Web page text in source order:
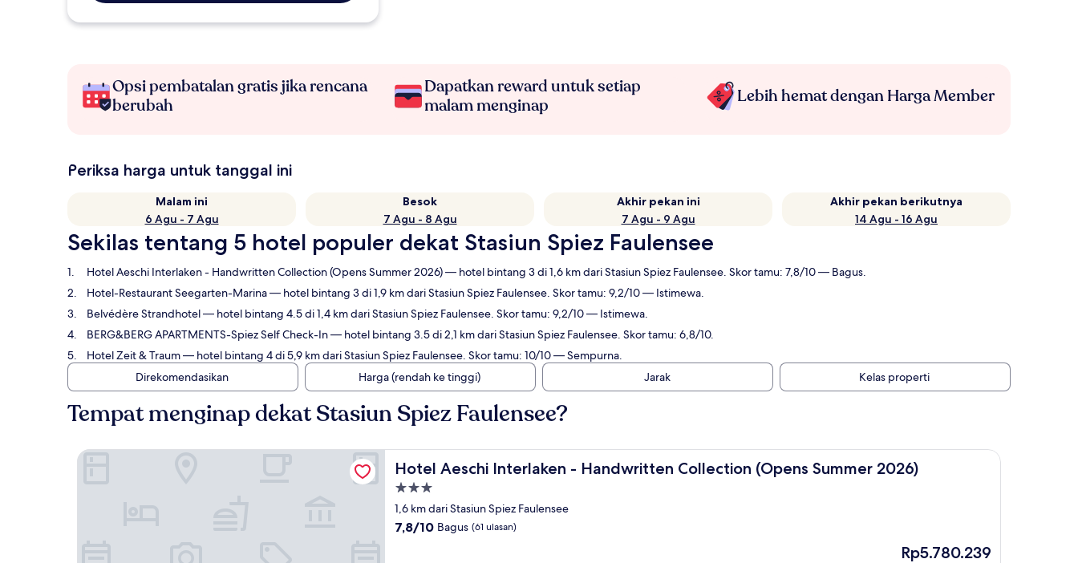
Opsi pembatalan gratis jika rencana
berubah
Dapatkan reward untuk setiap
malam menginap
Lebih hemat dengan Harga Member
Periksa harga untuk tanggal ini
Malam ini
6 Agu - 7 Agu
Besok
7 Agu - 8 Agu
Akhir pekan ini
7 Agu - 9 Agu
Akhir pekan berikutnya
14 Agu - 16 Agu
Sekilas tentang 5 hotel populer dekat Stasiun Spiez Faulensee
Hotel Aeschi Interlaken - Handwritten Collection (Opens Summer 2026)— hotel bintang 3 di 1,6 km dari Stasiun Spiez Faulensee. Skor tamu: 7,8/10 — Bagus.
Hotel-Restaurant Seegarten-Marina— hotel bintang 3 di 1,9 km dari Stasiun Spiez Faulensee. Skor tamu: 9,2/10 — Istimewa.
Belvédère Strandhotel— hotel bintang 4.5 di 1,4 km dari Stasiun Spiez Faulensee. Skor tamu: 9,2/10 — Istimewa.
BERG&BERG APARTMENTS-Spiez Self Check-In— hotel bintang 3.5 di 2,1 km dari Stasiun Spiez Faulensee. Skor tamu: 6,8/10.
Hotel Zeit & Traum— hotel bintang 4 di 5,9 km dari Stasiun Spiez Faulensee. Skor tamu: 10/10 — Sempurna.
Direkomendasikan
Harga (rendah ke tinggi) Jarak Kelas properti
Tempat menginap dekat Stasiun Spiez Faulensee?
Hotel Aeschi Interlaken - Handwritten Collection (Opens Summer 2026)
Hotel Aeschi Interlaken - Handwritten Collection (Opens Summer 2026)
Properti
bintang
3.0
1,6 km dari Stasiun Spiez Faulensee
7.8
7,8/10 Bagus (61 ulasan)
Harga
Rp5.780.239
Hotel Aeschi Interlaken - Handwritten Collection (Opens Summer 2026)